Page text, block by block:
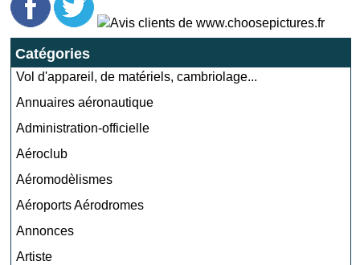
Catégories
Vol d'appareil, de matériels, cambriolage...
Annuaires aéronautique
Administration-officielle
Aéroclub
Aéromodèlismes
Aéroports Aérodromes
Annonces
Artiste